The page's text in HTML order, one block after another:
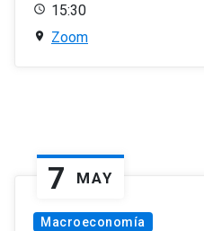
15:30
Zoom
7 MAY
Macroeconomía